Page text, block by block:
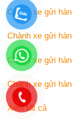
Chành xe gửi
Chành xe gửi
Chành xe gửi
Chành xe gửi
Xem tất cả